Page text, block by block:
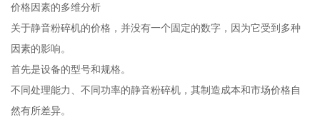
价格因素的多维分析
关于静音粉碎机的价格，并没有一个固定的数字，因为它受到多种
因素的影响。
首先是设备的型号和规格。
不同处理能力、不同功率的静音粉碎机，其制造成本和市场价格自
然有所差异。